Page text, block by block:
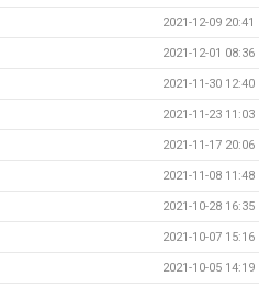
2021-12-09 20:41
2021-12-01 08:36
2021-11-30 12:40
2021-11-23 11:03
2021-11-17 20:06
2021-11-08 11:48
2021-10-28 16:35
2021-10-07 15:16
2021-10-05 14:19